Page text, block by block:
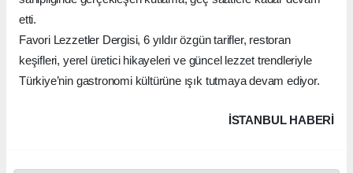
etti.
Favori Lezzetler Dergisi, 6 yıldır özgün tarifler, restoran
keşifleri, yerel üretici hikayeleri ve güncel lezzet trendleriyle
Türkiye’nin gastronomi kültürüne ışık tutmaya devam ediyor.
İSTANBUL HABERİ